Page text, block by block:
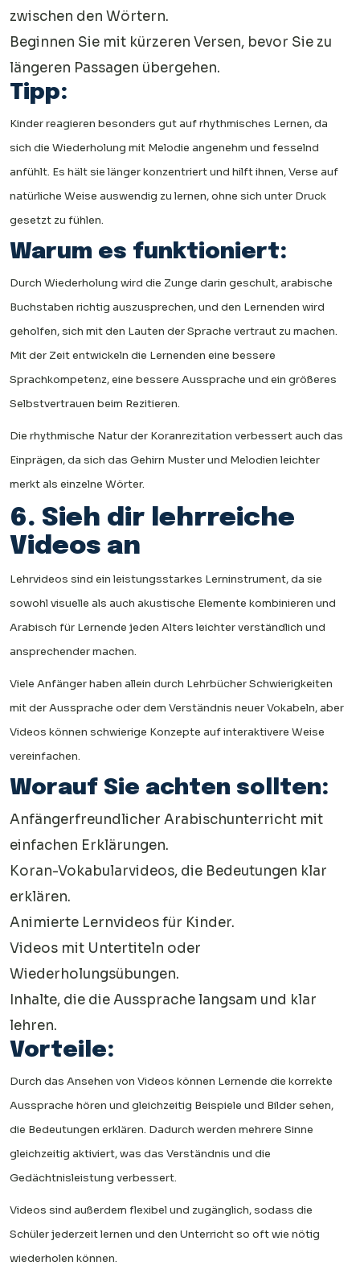
zwischen den Wörtern.
Beginnen Sie mit kürzeren Versen, bevor Sie zu
längeren Passagen übergehen.
Tipp:
Kinder reagieren besonders gut auf rhythmisches Lernen, da
sich die Wiederholung mit Melodie angenehm und fesselnd
anfühlt. Es hält sie länger konzentriert und hilft ihnen, Verse auf
natürliche Weise auswendig zu lernen, ohne sich unter Druck
gesetzt zu fühlen.
Warum es funktioniert:
Durch Wiederholung wird die Zunge darin geschult, arabische
Buchstaben richtig auszusprechen, und den Lernenden wird
geholfen, sich mit den Lauten der Sprache vertraut zu machen.
Mit der Zeit entwickeln die Lernenden eine bessere
Sprachkompetenz, eine bessere Aussprache und ein größeres
Selbstvertrauen beim Rezitieren.
Die rhythmische Natur der Koranrezitation verbessert auch das
Einprägen, da sich das Gehirn Muster und Melodien leichter
merkt als einzelne Wörter.
6. Sieh dir lehrreiche
Videos an
Lehrvideos sind ein leistungsstarkes Lerninstrument, da sie
sowohl visuelle als auch akustische Elemente kombinieren und
Arabisch für Lernende jeden Alters leichter verständlich und
ansprechender machen.
Viele Anfänger haben allein durch Lehrbücher Schwierigkeiten
mit der Aussprache oder dem Verständnis neuer Vokabeln, aber
Videos können schwierige Konzepte auf interaktivere Weise
vereinfachen.
Worauf Sie achten sollten:
Anfängerfreundlicher Arabischunterricht mit
einfachen Erklärungen.
Koran-Vokabularvideos, die Bedeutungen klar
erklären.
Animierte Lernvideos für Kinder.
Videos mit Untertiteln oder
Wiederholungsübungen.
Inhalte, die die Aussprache langsam und klar
lehren.
Vorteile:
Durch das Ansehen von Videos können Lernende die korrekte
Aussprache hören und gleichzeitig Beispiele und Bilder sehen,
die Bedeutungen erklären. Dadurch werden mehrere Sinne
gleichzeitig aktiviert, was das Verständnis und die
Gedächtnisleistung verbessert.
Videos sind außerdem flexibel und zugänglich, sodass die
Schüler jederzeit lernen und den Unterricht so oft wie nötig
wiederholen können.